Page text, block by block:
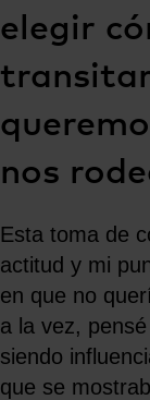
elegir
nos
Esta toma de
actitud y mi
en que no
a la vez,
siendo
que se